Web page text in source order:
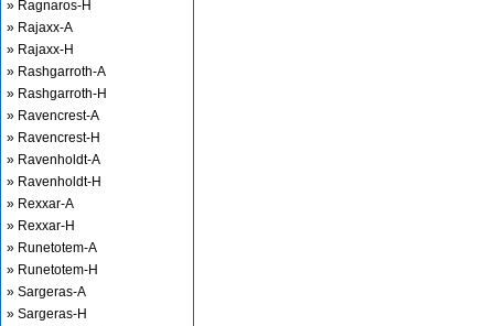
» Ragnaros-H
» Rajaxx-A
» Rajaxx-H
» Rashgarroth-A
» Rashgarroth-H
» Ravencrest-A
» Ravencrest-H
» Ravenholdt-A
» Ravenholdt-H
» Rexxar-A
» Rexxar-H
» Runetotem-A
» Runetotem-H
» Sargeras-A
» Sargeras-H